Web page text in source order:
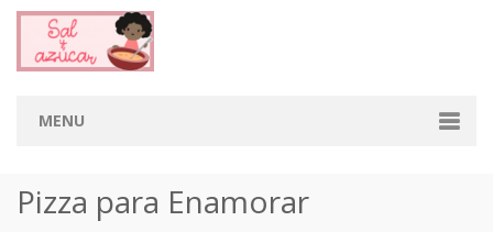
MENU
Categorias
Pizza para Enamorar